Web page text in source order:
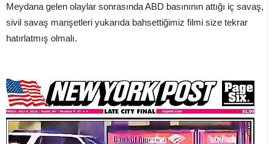
Meydana gelen olaylar sonrasında ABD basınının attığı iç savaş,
sivil savaş manşetleri yukarıda bahsettiğimiz filmi size tekrar
hatırlatmış olmalı.